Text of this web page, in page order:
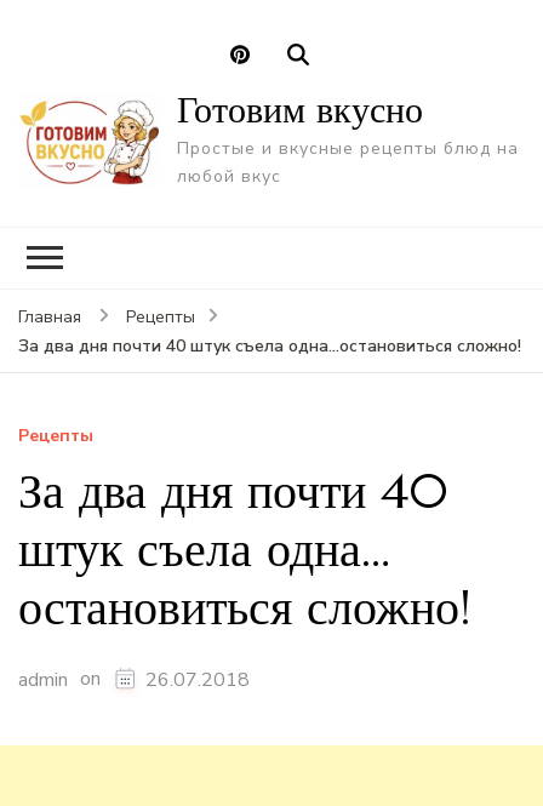
Готовим вкусно
Простые и вкусные рецепты блюд на
любой вкус
Главная
Рецепты
За два дня почти 40 штук съела одна…остановиться сложно!
Рецепты
За два дня почти 40
штук съела одна…
остановиться сложно!
admin on 26.07.2018